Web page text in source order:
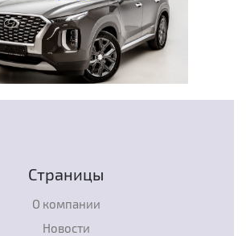
Страницы
О компании
Новости